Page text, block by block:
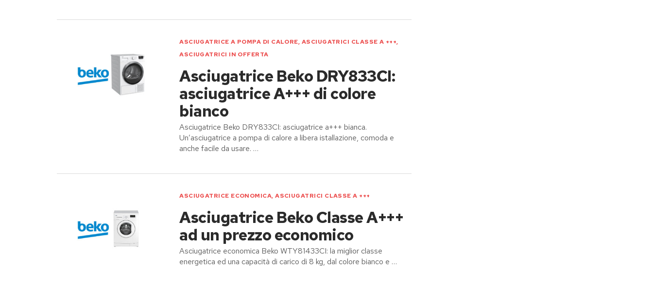
ASCIUGATRICE A POMPA DI CALORE, ASCIUGATRICI CLASSE A +++,
ASCIUGATRICI IN OFFERTA
Asciugatrice Beko DRY833CI:
asciugatrice A+++ di colore
bianco
Asciugatrice Beko DRY833CI: asciugatrice a+++ bianca.
Un’asciugatrice a pompa di calore a libera istallazione, comoda e
anche facile da usare. …
ASCIUGATRICE ECONOMICA,ASCIUGATRICI CLASSE A +++
Asciugatrice Beko Classe A+++
ad un prezzo economico
Asciugatrice economica Beko WTY81433CI: la miglior classe
energetica ed una capacità di carico di 8 kg, dal colore bianco e …